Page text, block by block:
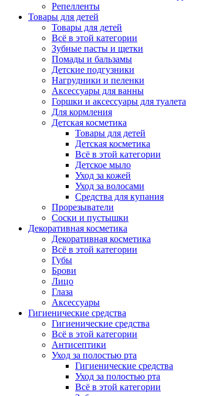
Репелленты
Товары для детей
Товары для детей
Всё в этой категории
Зубные пасты и щетки
Помады и бальзамы
Детские подгузники
Нагрудники и пеленки
Аксессуары для ванны
Горшки и аксессуары для туалета
Для кормления
Детская косметика
Товары для детей
Детская косметика
Всё в этой категории
Детское мыло
Уход за кожей
Уход за волосами
Средства для купания
Прорезыватели
Соски и пустышки
Декоративная косметика
Декоративная косметика
Всё в этой категории
Губы
Брови
Лицо
Глаза
Аксессуары
Гигиенические средства
Гигиенические средства
Всё в этой категории
Антисептики
Уход за полостью рта
Гигиенические средства
Уход за полостью рта
Всё в этой категории